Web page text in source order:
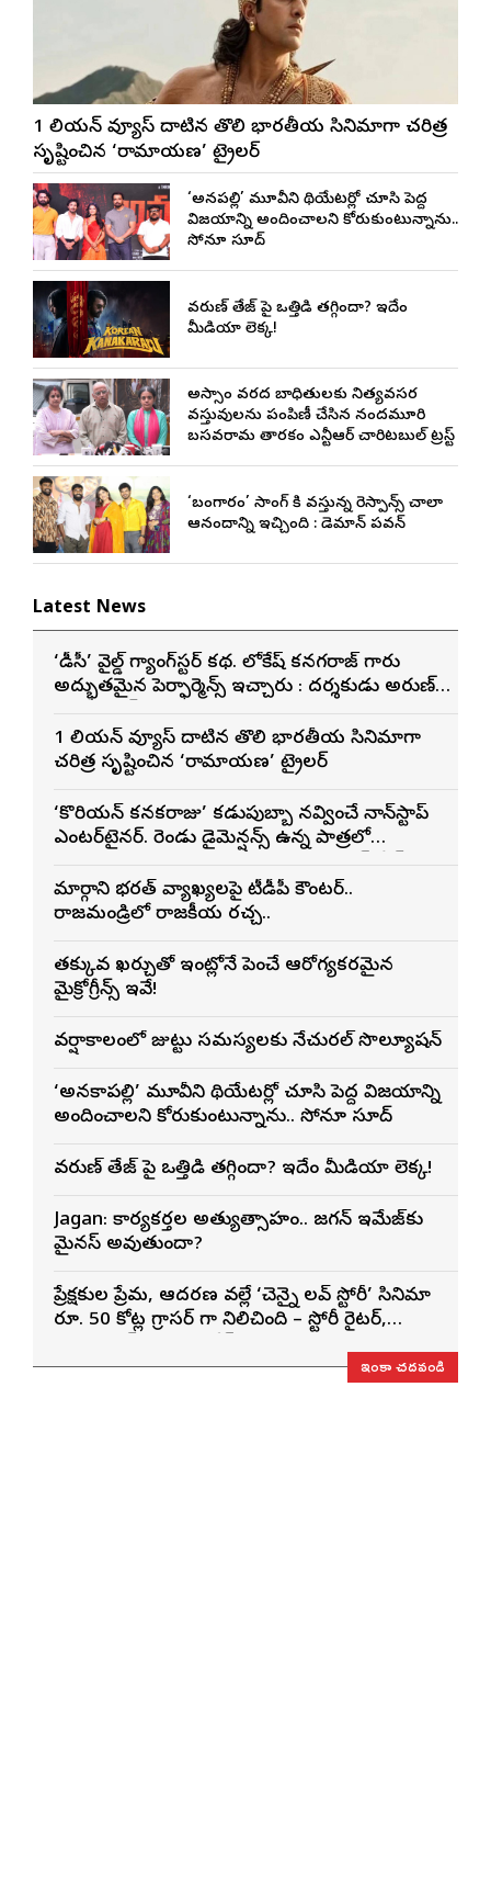
1 బిలియన్ వ్యూస్ దాటిన తొలి భారతీయ సినిమాగా చరిత్ర
సృష్టించిన ‘రామాయణ’ ట్రైలర్
‘అనకాపల్లి’ మూవీని థియేటర్లో చూసి పెద్ద
విజయాన్ని అందించాలని కోరుకుంటున్నాను..
సోనూ సూద్
వరుణ్ తేజ్‌ పై ఒత్తిడి తగ్గిందా? ఇదేం
మీడియా లెక్క!
అస్సాం వరద బాధితులకు నిత్యవసర
వస్తువులను పంపిణీ చేసిన నందమూరి
బసవరామ తారకం ఎన్టీఆర్ చారిటబుల్ ట్రస్ట్
‘బంగారం’ సాంగ్ కి వస్తున్న రెస్పాన్స్ చాలా
ఆనందాన్ని ఇచ్చింది : డెమాన్ పవన్
Latest News
‘డీసీ’ వైల్డ్ గ్యాంగ్‌స్టర్ కథ. లోకేష్ కనగరాజ్ గారు
అద్భుతమైన పెర్ఫార్మెన్స్ ఇచ్చారు : దర్శకుడు అరుణ్
1 బిలియన్ వ్యూస్ దాటిన తొలి భారతీయ సినిమాగా
చరిత్ర సృష్టించిన ‘రామాయణ’ ట్రైలర్
‘కొరియన్ కనకరాజు’ కడుపుబ్బా నవ్వించే నాన్‌స్టాప్
ఎంటర్‌టైనర్. రెండు డైమెన్షన్స్ ఉన్న పాత్రలో
మార్గాని భరత్ వ్యాఖ్యలపై టీడీపీ కౌంటర్..
రాజమండ్రిలో రాజకీయ రచ్చ..
తక్కువ ఖర్చుతో ఇంట్లోనే పెంచే ఆరోగ్యకరమైన
మైక్రోగ్రీన్స్ ఇవే!
వర్షాకాలంలో జుట్టు సమస్యలకు నేచురల్ సొల్యూషన్
‘అనకాపల్లి’ మూవీని థియేటర్లో చూసి పెద్ద విజయాన్ని
అందించాలని కోరుకుంటున్నాను.. సోనూ సూద్
వరుణ్ తేజ్‌ పై ఒత్తిడి తగ్గిందా? ఇదేం మీడియా లెక్క!
Jagan: కార్యకర్తల అత్యుత్సాహం.. జగన్ ఇమేజ్‌కు
మైనస్ అవుతుందా?
ప్రేక్షకుల ప్రేమ, ఆదరణ వల్లే ‘చెన్నై లవ్ స్టోరీ’ సినిమా
రూ. 50 కోట్ల గ్రాసర్ గా నిలిచింది – స్టోరీ రైటర్,
ఇంకా చదవండి